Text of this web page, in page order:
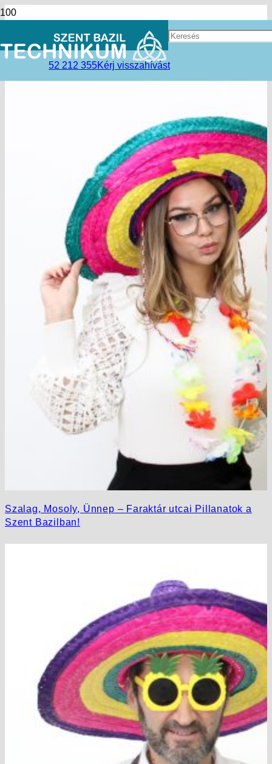
52 212 355Kérj visszahívást
Szalag, Mosoly, Ünnep – Faraktár utcai Pillanatok a
Szent Bazilban!